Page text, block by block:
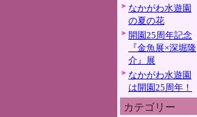
なかがわ水遊園
の夏の花
開園25周年記念
『金魚展×深堀隆
介』展
なかがわ水遊園
は開園25周年！
カテゴリー